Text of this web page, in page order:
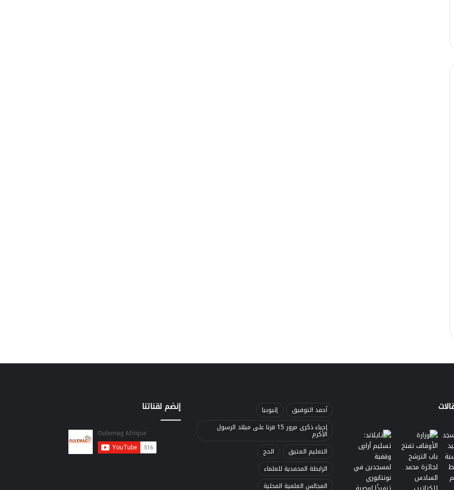
أحمد التوفيق
إثيوبيا
إحياء ذكرى مرور 15 قرنا على ميلاد الرسول
الأكرم
التعليم العتيق
الحج
الرابطة المحمدية للعلماء
المجالس العلمية المحلية
إنضم لقناتنا